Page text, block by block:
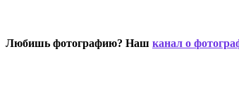
Любишь фотографию? Наш канал о